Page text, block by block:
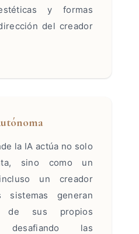
y formas
del creador
la IA actúa no solo
sino como un
un creador
sistemas generan
sus propios
desafiando las